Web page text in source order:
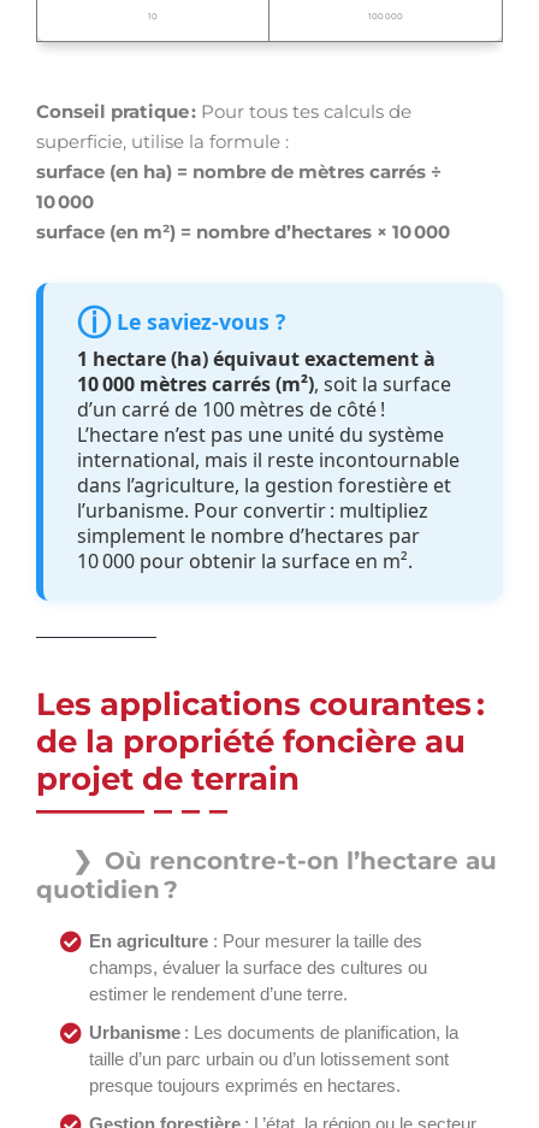
10 100 000
Conseil pratique : Pour tous tes calculs de
superficie, utilise la formule :
surface (en ha) = nombre de mètres carrés ÷
10 000
surface (en m²) = nombre d’hectares × 10 000
ⓘLe saviez-vous ?
1 hectare (ha) équivaut exactement à
10 000 mètres carrés (m²), soit la surface
d’un carré de 100 mètres de côté !
L’hectare n’est pas une unité du système
international, mais il reste incontournable
dans l’agriculture, la gestion forestière et
l’urbanisme. Pour convertir : multipliez
simplement le nombre d’hectares par
10 000 pour obtenir la surface en m².
Les applications courantes :
de la propriété foncière au
projet de terrain
Où rencontre-t-on l’hectare au
quotidien ?
En agriculture : Pour mesurer la taille des
champs, évaluer la surface des cultures ou
estimer le rendement d’une terre.
Urbanisme : Les documents de planification, la
taille d’un parc urbain ou d’un lotissement sont
presque toujours exprimés en hectares.